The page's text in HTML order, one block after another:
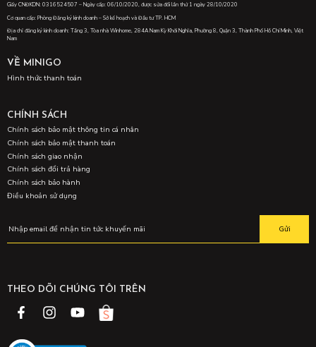
Giấy CNĐKDN: 0316524507 – Ngày cấp: 06/10/2020, được sửa đổi lần thứ 1 ngày 28/10/2020
Cơ quan cấp: Phòng Đăng ký kinh doanh – Sở kế hoạch và Đầu tư TP. HCM
Địa chỉ đăng ký kinh doanh: Tầng 3, Tòa nhà Winhome, 284A Nam Kỳ Khởi Nghĩa, Phường 8, Quận 3, Thành Phố Hồ Chí Minh, Việt
Nam
VỀ MINIGO
Hình thức thanh toán
CHÍNH SÁCH
Chính sách bảo mật thông tin cá nhân
Chính sách bảo mật thanh toán
Chính sách giao nhận
Chính sách đổi trả hàng
Chính sách bảo hành
Điều khoản sử dụng
Gửi
THEO DÕI CHÚNG TÔI TRÊN